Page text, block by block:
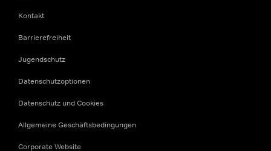
Kontakt
Barrierefreiheit
Jugendschutz
Datenschutzoptionen
Datenschutz und Cookies
Allgemeine Geschäftsbedingungen
Corporate Website